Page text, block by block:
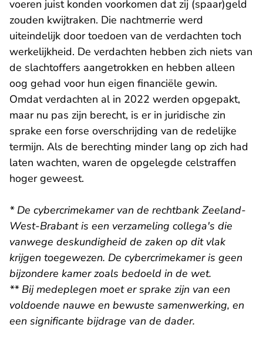
voeren juist konden voorkomen dat zij (spaar)geld
zouden kwijtraken. Die nachtmerrie werd
uiteindelijk door toedoen van de verdachten toch
werkelijkheid. De verdachten hebben zich niets van
de slachtoffers aangetrokken en hebben alleen
oog gehad voor hun eigen financiële gewin.
Omdat verdachten al in 2022 werden opgepakt,
maar nu pas zijn berecht, is er in juridische zin
sprake een forse overschrijding van de redelijke
termijn. Als de berechting minder lang op zich had
laten wachten, waren de opgelegde celstraffen
hoger geweest.
* De cybercrimekamer van de rechtbank Zeeland-
West-Brabant is een verzameling collega's die
vanwege deskundigheid de zaken op dit vlak
krijgen toegewezen. De cybercrimekamer is geen
bijzondere kamer zoals bedoeld in de wet.
** Bij medeplegen moet er sprake zijn van een
voldoende nauwe en bewuste samenwerking, en
een significante bijdrage van de dader.